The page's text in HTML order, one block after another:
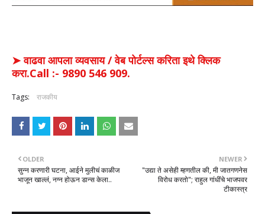
➤ वाढवा आपला व्यवसाय / वेब पोर्टल्स करिता इथे क्लिक
करा.Call :- 9890 546 909.
Tags: राजकीय
NEWER
"उद्या ते असेही म्हणतील की, मी जातगणनेस
विरोध करतो"; राहुल गांधींचे भाजपवर
टीकास्त्र
OLDER
सुन्न करणारी घटना, आईने मुलीचं काळीज
भाजून खाल्लं, नग्न होऊन डान्स केला..